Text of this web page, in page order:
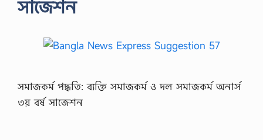
সাজেশন
সমাজকর্ম পদ্ধতি: ব্যক্তি সমাজকর্ম ও দল সমাজকর্ম অনার্স
৩য় বর্ষ সাজেশন